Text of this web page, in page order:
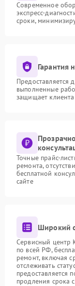
Современное
экспресс-
сроки,
Гарантия
Предоставляется
выполненные
защищает
Точные прайс-
ремонта,
бесплатной
сайте
Широкий
Сервисный центр
по всей РФ,
ремонт, включая
отслеживать
предоставляется
продления срока